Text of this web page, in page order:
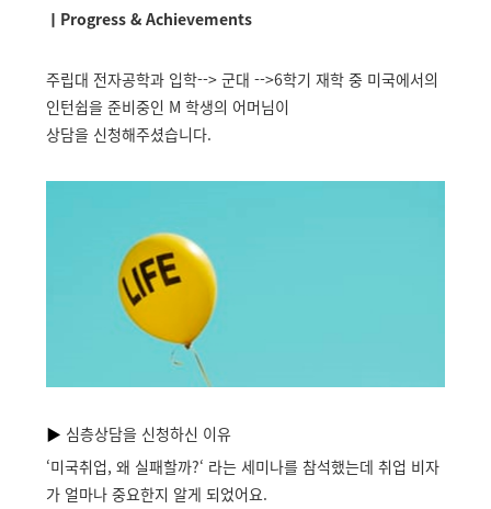
ㅣProgress & Achievements
주립대 전자공학과 입학--> 군대 -->6학기 재학 중 미국에서의
인턴쉽을 준비중인 M 학생의 어머님이
상담을 신청해주셨습니다.
▶ 심층상담을 신청하신 이유
‘미국취업, 왜 실패할까?‘ 라는 세미나를 참석했는데 취업 비자
가 얼마나 중요한지 알게 되었어요.